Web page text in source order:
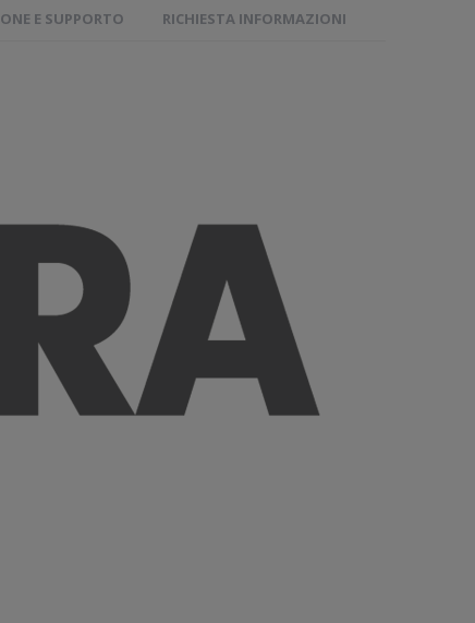
E SUPPORTO RICHIESTA INFORMAZIONI